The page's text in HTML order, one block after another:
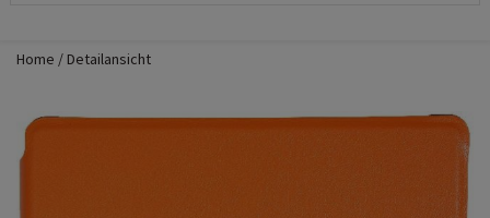
Home Detailansicht